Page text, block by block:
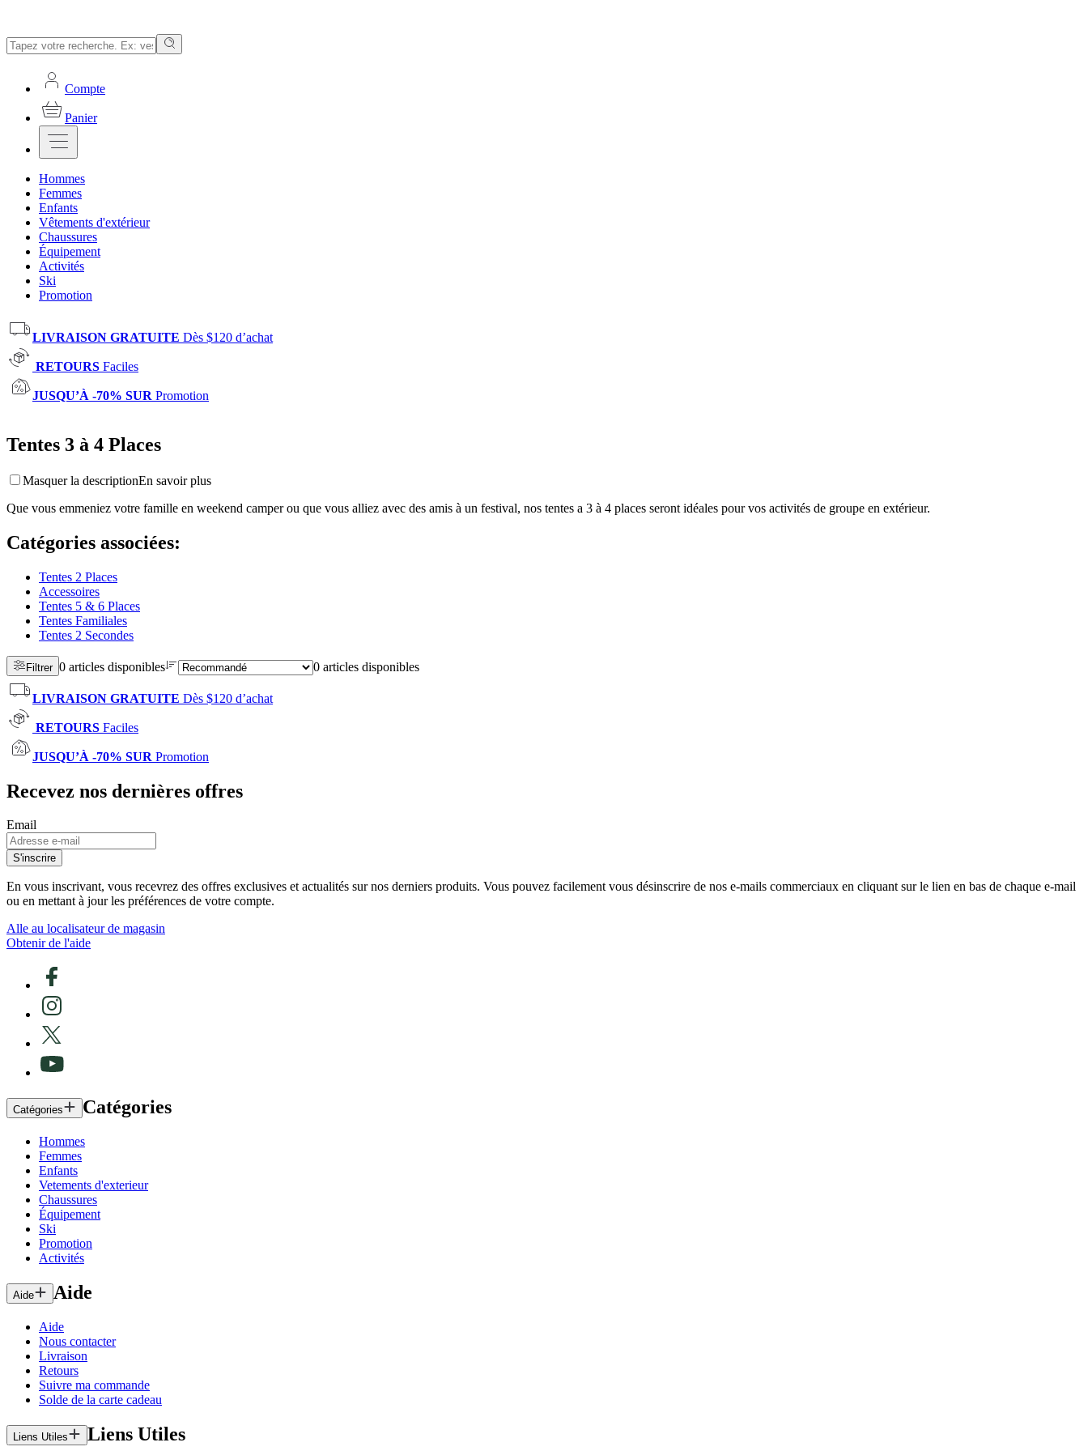
Compte
Panier
Hommes
Femmes
Enfants
Vêtements d'extérieur
Chaussures
Équipement
Activités
Ski
Promotion
LIVRAISON GRATUITE Dès $120 d’achat
RETOURS Faciles
JUSQU’À -70% SUR Promotion
Tentes 3 à 4 Places
Masquer la descriptionEn savoir plus
Que vous emmeniez votre famille en weekend camper ou que vous alliez avec des amis à un festival, nos tentes a 3 à 4 places seront idéales pour vos activités de groupe en extérieur.
Catégories associées:
Tentes 2 Places
Accessoires
Tentes 5 & 6 Places
Tentes Familiales
Tentes 2 Secondes
Filtrer 0 articles disponibles 0 articles disponibles
LIVRAISON GRATUITE Dès $120 d’achat
RETOURS Faciles
JUSQU’À -70% SUR Promotion
Recevez nos dernières offres
Email
S'inscrire
En vous inscrivant, vous recevrez des offres exclusives et actualités sur nos derniers produits. Vous pouvez facilement vous désinscrire de nos e-mails commerciaux en cliquant sur le lien en bas de chaque e-mail
ou en mettant à jour les préférences de votre compte.
Alle au localisateur de magasin
Obtenir de l'aide
Catégories Catégories
Hommes
Femmes
Enfants
Vetements d'exterieur
Chaussures
Équipement
Ski
Promotion
Activités
Aide Aide
Aide
Nous contacter
Livraison
Retours
Suivre ma commande
Solde de la carte cadeau
Liens Utiles Liens Utiles